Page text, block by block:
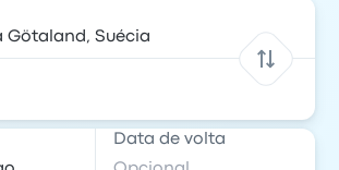
Data de volta